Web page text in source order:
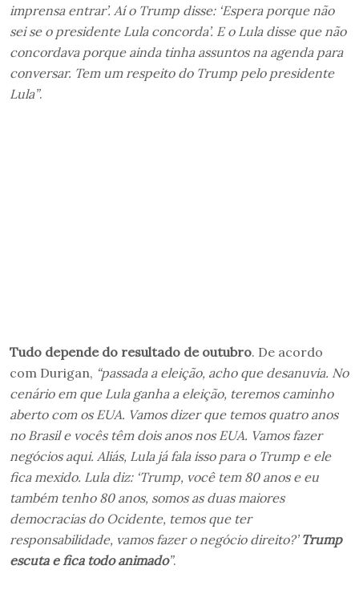
imprensa entrar’. Aí o Trump disse: ‘Espera porque não
sei se o presidente Lula concorda’. E o Lula disse que não
concordava porque ainda tinha assuntos na agenda para
conversar. Tem um respeito do Trump pelo presidente
Lula”.
Tudo depende do resultado de outubro. De acordo
com Durigan, “passada a eleição, acho que desanuvia. No
cenário em que Lula ganha a eleição, teremos caminho
aberto com os EUA. Vamos dizer que temos quatro anos
no Brasil e vocês têm dois anos nos EUA. Vamos fazer
negócios aqui. Aliás, Lula já fala isso para o Trump e ele
fica mexido. Lula diz: ‘Trump, você tem 80 anos e eu
também tenho 80 anos, somos as duas maiores
democracias do Ocidente, temos que ter
responsabilidade, vamos fazer o negócio direito?’ Trump
escuta e fica todo animado”.